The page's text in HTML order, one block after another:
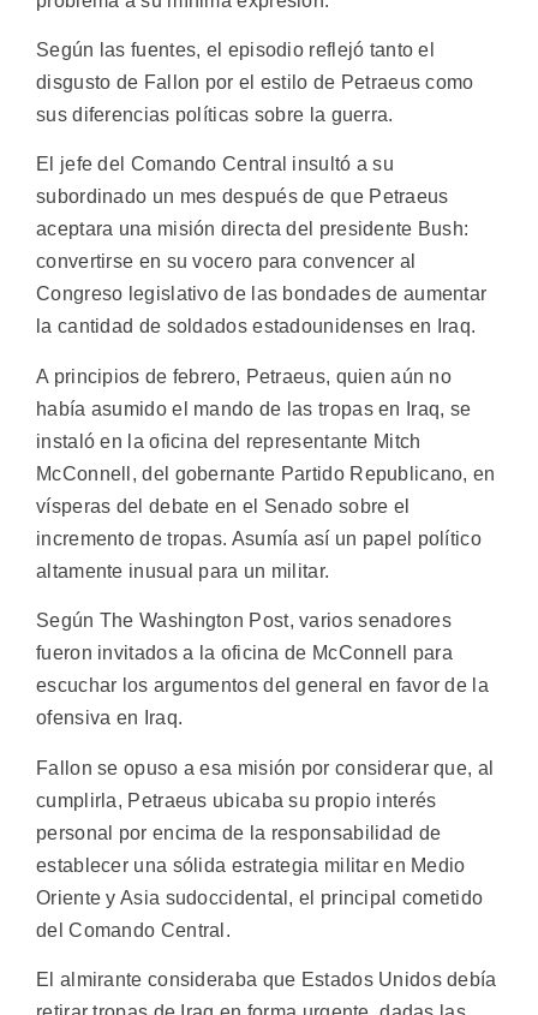
Según las fuentes, el episodio reflejó tanto el
disgusto de Fallon por el estilo de Petraeus como
sus diferencias políticas sobre la guerra.
El jefe del Comando Central insultó a su
subordinado un mes después de que Petraeus
aceptara una misión directa del presidente Bush:
convertirse en su vocero para convencer al
Congreso legislativo de las bondades de aumentar
la cantidad de soldados estadounidenses en Iraq.
A principios de febrero, Petraeus, quien aún no
había asumido el mando de las tropas en Iraq, se
instaló en la oficina del representante Mitch
McConnell, del gobernante Partido Republicano, en
vísperas del debate en el Senado sobre el
incremento de tropas. Asumía así un papel político
altamente inusual para un militar.
Según The Washington Post, varios senadores
fueron invitados a la oficina de McConnell para
escuchar los argumentos del general en favor de la
ofensiva en Iraq.
Fallon se opuso a esa misión por considerar que, al
cumplirla, Petraeus ubicaba su propio interés
personal por encima de la responsabilidad de
establecer una sólida estrategia militar en Medio
Oriente y Asia sudoccidental, el principal cometido
del Comando Central.
El almirante consideraba que Estados Unidos debía